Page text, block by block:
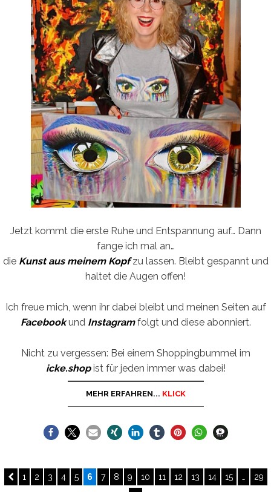
Jetzt kommt die erste Ruhe und Entspannung auf… Dann
fange ich mal an…
die Kunst aus meinem Kopfzu lassen. Bleibt gespannt und
haltet die Augen offen!
Ich freue mich, wenn ihr dabei bleibt und meinen Seiten auf
Facebookund Instagramfolgt und diese abonniert.
Nicht zu vergessen: Bei einem Shoppingbummel im
icke.shopist für jeden immer was dabei!
MEHR ERFAHREN... KLICK
Seitennummerierung
PREVIOUS
PAGE
1 PAGE
2 PAGE
3 PAGE
4 PAGE
5 PAGE
6 PAGE
7 PAGE
8 PAGE
9 PAGE
10 PAGE
11 PAGE
12 PAGE
13 PAGE
14 PAGE
15
29